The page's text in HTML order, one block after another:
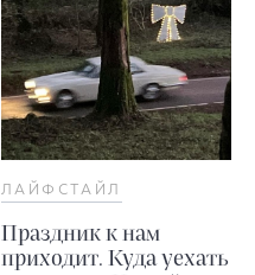
ЛАЙФСТАЙЛ
Праздник к нам
приходит. Куда уехать